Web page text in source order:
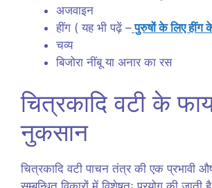
अजवाइन
हींग ( यह भी पढ़ें –पुरुषों के लिए हींग
चव्य
बिजोरा नींबू या अनार का रस
चित्रकादि वटी के
नुकसान
चित्रकादि वटी पाचन तंत्र की एक प्रभावी